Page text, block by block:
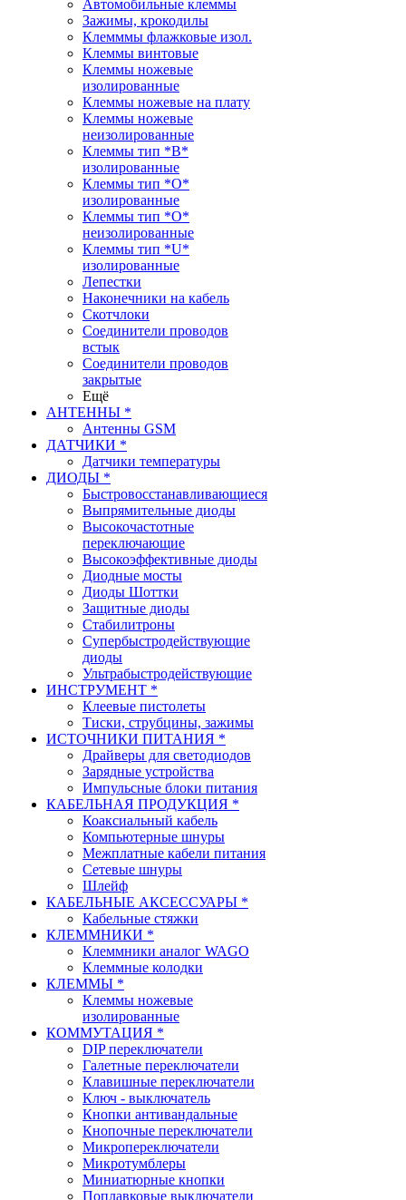
Автомобильные клеммы
Зажимы, крокодилы
Клемммы флажковые изол.
Клеммы винтовые
Клеммы ножевые
изолированные
Клеммы ножевые на плату
Клеммы ножевые
неизолированные
Клеммы тип *B*
изолированные
Клеммы тип *O*
изолированные
Клеммы тип *O*
неизолированные
Клеммы тип *U*
изолированные
Лепестки
Наконечники на кабель
Скотчлоки
Соединители проводов
встык
Соединители проводов
закрытые
Ещё
АНТЕННЫ *
Антенны GSM
ДАТЧИКИ *
Датчики температуры
ДИОДЫ *
Быстровосстанавливающиеся
Выпрямительные диоды
Высокочастотные
переключающие
Высокоэффективные диоды
Диодные мосты
Диоды Шоттки
Защитные диоды
Стабилитроны
Супербыстродействующие
диоды
Ультрабыстродействующие
ИНСТРУМЕНТ *
Клеевые пистолеты
Тиски, струбцины, зажимы
ИСТОЧНИКИ ПИТАНИЯ *
Драйверы для светодиодов
Зарядные устройства
Импульсные блоки питания
КАБЕЛЬНАЯ ПРОДУКЦИЯ *
Коаксиальный кабель
Компьютерные шнуры
Межплатные кабели питания
Сетевые шнуры
Шлейф
КАБЕЛЬНЫЕ АКСЕССУАРЫ *
Кабельные стяжки
КЛЕММНИКИ *
Клеммники аналог WAGO
Клеммные колодки
КЛЕММЫ *
Клеммы ножевые
изолированные
КОММУТАЦИЯ *
DIP переключатели
Галетные переключатели
Клавишные переключатели
Ключ - выключатель
Кнопки антивандальные
Кнопочные переключатели
Микропереключатели
Микротумблеры
Миниатюрные кнопки
Поплавковые выключатели